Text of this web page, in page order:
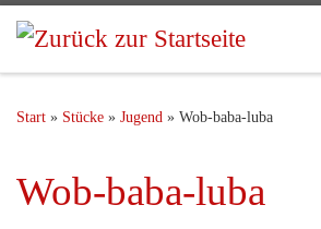
Start » Stücke » Jugend » Wob-baba-luba
Wob-baba-luba